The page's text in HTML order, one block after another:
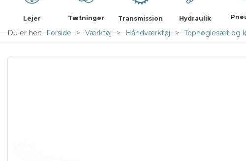
Lejer Tætninger Transmission Hydraulik
Du er her: Forside Værktøj Håndværktøj Topnøglesæt og